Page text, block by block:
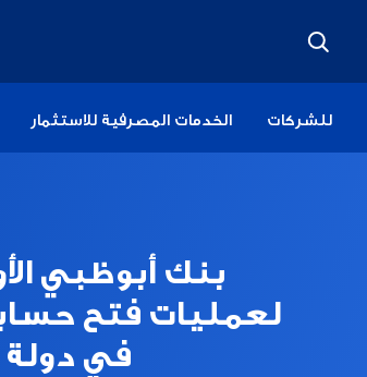
للشركات الخدمات المصرفية للاستثمار
بنك أبوظبي
لعمليات فتح
في دولة